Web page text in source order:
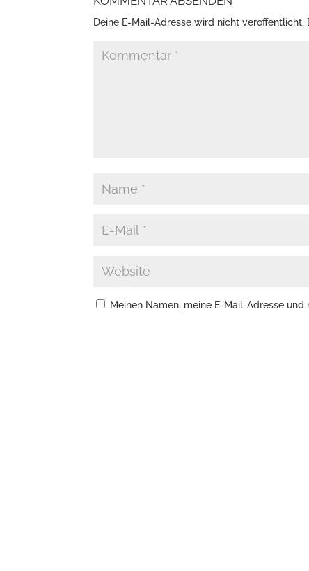
Deine E-Mail-Adresse wird nicht veröffentlicht.
Meinen Namen, meine E-Mail-Adresse